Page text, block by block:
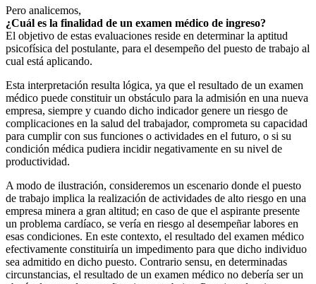
Pero analicemos,
¿Cuál es la finalidad de un examen médico de ingreso?
El objetivo de estas evaluaciones reside en determinar la aptitud
psicofísica del postulante, para el desempeño del puesto de trabajo al
cual está aplicando.
Esta interpretación resulta lógica, ya que el resultado de un examen
médico puede constituir un obstáculo para la admisión en una nueva
empresa, siempre y cuando dicho indicador genere un riesgo de
complicaciones en la salud del trabajador, comprometa su capacidad
para cumplir con sus funciones o actividades en el futuro, o si su
condición médica pudiera incidir negativamente en su nivel de
productividad.
A modo de ilustración, consideremos un escenario donde el puesto
de trabajo implica la realización de actividades de alto riesgo en una
empresa minera a gran altitud; en caso de que el aspirante presente
un problema cardíaco, se vería en riesgo al desempeñar labores en
esas condiciones. En este contexto, el resultado del examen médico
efectivamente constituiría un impedimento para que dicho individuo
sea admitido en dicho puesto. Contrario sensu, en determinadas
circunstancias, el resultado de un examen médico no debería ser un